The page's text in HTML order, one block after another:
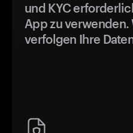
und KYC
App zu verwenden.
verfolgen Ihre